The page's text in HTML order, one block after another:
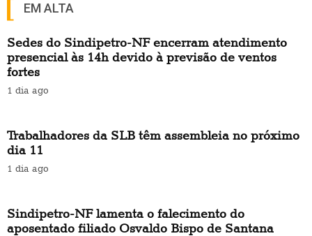
EM ALTA
Sedes do Sindipetro-NF encerram atendimento
presencial às 14h devido à previsão de ventos
fortes
1 dia ago
Trabalhadores da SLB têm assembleia no próximo
dia 11
1 dia ago
Sindipetro-NF lamenta o falecimento do
aposentado filiado Osvaldo Bispo de Santana